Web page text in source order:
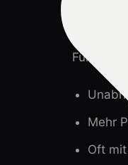
Für
Mehr
Oft